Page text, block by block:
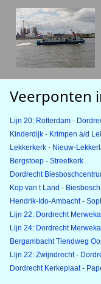
Veerponten
Lijn 20: Rotterdam -
Kinderdijk - Krimpen a/d
Lekkerkerk - Nieuw-
Bergstoep - Streefkerk
Dordrecht
Kop van t Land -
Hendrik-Ido-Ambacht -
Lijn 22: Dordrecht
Lijn 24: Dordrecht
Bergambacht Tiendweg
Lijn 22: Zwijndrecht -
Dordrecht Kerkeplaat -